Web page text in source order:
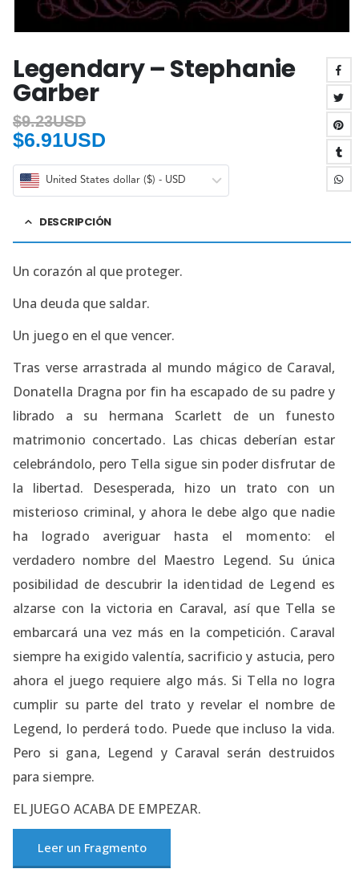
Legendary – Stephanie
Garber
$9.23USD
$6.91USD
United States dollar ($) - USD
DESCRIPCIÓN
Un corazón al que proteger.
Una deuda que saldar.
Un juego en el que vencer.
Tras verse arrastrada al mundo mágico de Caraval,
Donatella Dragna por fin ha escapado de su padre y
librado a su hermana Scarlett de un funesto
matrimonio concertado. Las chicas deberían estar
celebrándolo, pero Tella sigue sin poder disfrutar de
la libertad. Desesperada, hizo un trato con un
misterioso criminal, y ahora le debe algo que nadie
ha logrado averiguar hasta el momento: el
verdadero nombre del Maestro Legend. Su única
posibilidad de descubrir la identidad de Legend es
alzarse con la victoria en Caraval, así que Tella se
embarcará una vez más en la competición. Caraval
siempre ha exigido valentía, sacrificio y astucia, pero
ahora el juego requiere algo más. Si Tella no logra
cumplir su parte del trato y revelar el nombre de
Legend, lo perderá todo. Puede que incluso la vida.
Pero si gana, Legend y Caraval serán destruidos
para siempre.
EL JUEGO ACABA DE EMPEZAR.
Leer un Fragmento